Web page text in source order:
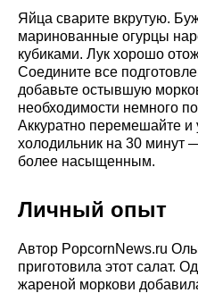
Яйца сварите вкрутую.
маринованные огурцы
кубиками. Лук хорошо
Соедините все
добавьте остывшую
необходимости немного
Аккуратно перемешайте и
холодильник на 30 минут
более насыщенным.
Личный опыт
Автор PopcornNews.ru
приготовила этот салат.
жареной моркови